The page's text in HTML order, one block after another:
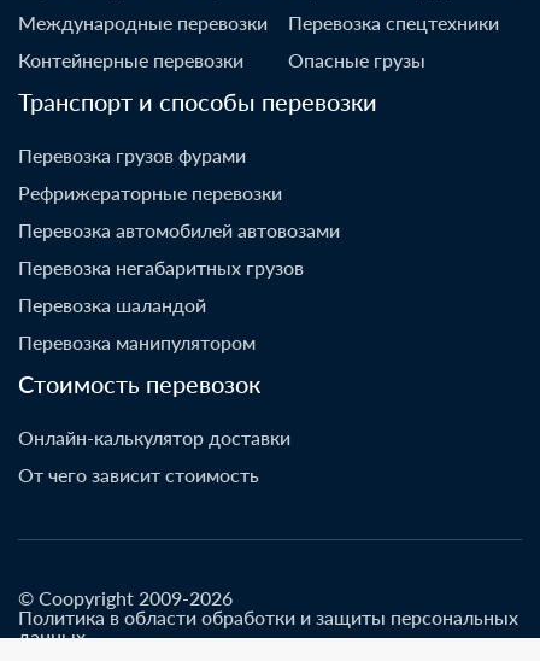
Международные перевозки
Контейнерные перевозки
Перевозка спецтехники
Опасные грузы
Транспорт и способы перевозки
Перевозка грузов фурами
Рефрижераторные перевозки
Перевозка автомобилей автовозами
Перевозка негабаритных грузов
Перевозка шаландой
Перевозка манипулятором
Стоимость перевозок
Онлайн-калькулятор доставки
От чего зависит стоимость
© Coopyright 2009-2026
Политика в области обработки и защиты персональных
данных